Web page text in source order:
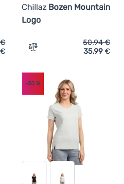
T-Shirt Chillaz Bozen Nature'
€
€
Chillaz Bozen Mountain
Logo
Zum Vergleich 'Herren-T-
50,94€
35,99 €
-30%